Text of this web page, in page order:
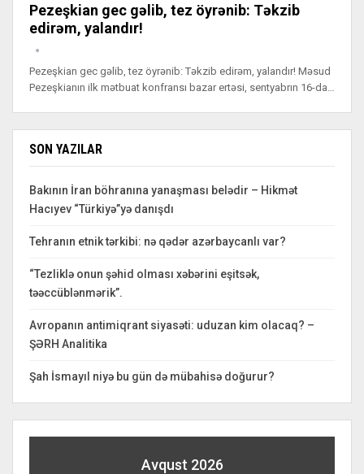
Pezeşkian gec gəlib, tez öyrənib: Təkzib
edirəm, yalandır!
Pezeşkian gec gəlib, tez öyrənib: Təkzib edirəm, yalandır! Məsud
Pezeşkianın ilk mətbuat konfransı bazar ertəsi, sentyabrın 16-da…
SON YAZILAR
Bakının İran böhranına yanaşması belədir – Hikmət
Hacıyev “Türkiyə”yə danışdı
Tehranın etnik tərkibi: nə qədər azərbaycanlı var?
“Tezliklə onun şəhid olması xəbərini eşitsək,
təəccüblənmərik”.
Avropanın antimiqrant siyasəti: uduzan kim olacaq? –
ŞƏRH Analitika
Şah İsmayıl niyə bu gün də mübahisə doğurur?
Avqust 2026